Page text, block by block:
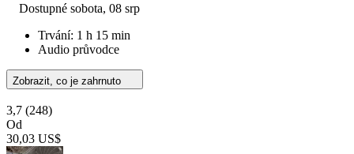
Dostupné sobota, 08 srp
Trvání: 1 h 15 min
Audio průvodce
Zobrazit, co je zahrnuto
3,7 (248)
Od
30,03 US$